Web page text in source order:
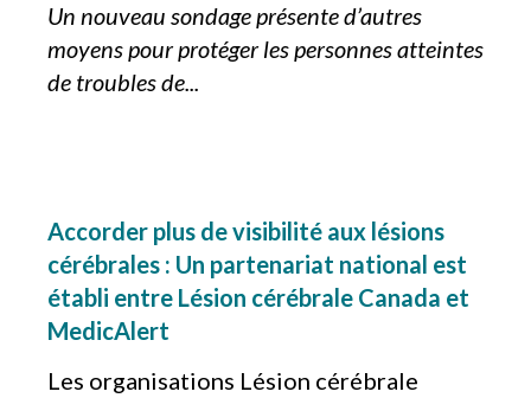
Un nouveau sondage présente d’autres
moyens pour protéger les personnes atteintes
de troubles de...
Accorder plus de visibilité aux lésions
cérébrales : Un partenariat national est
établi entre Lésion cérébrale Canada et
MedicAlert
Les organisations Lésion cérébrale